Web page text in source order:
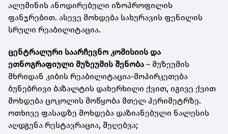
ალუმინის ანოდირებული იზოპროფილის
ფანჯრებით. ასევე მოხდება სახურავის ფენილის
სრული რეაბილიტაცია.
ცენტრალური საარჩევნო კომისიის და
ეთნოგრაფიული მუზეუმის შენობა – მუზეუმის
მხრიდან კიბის რეაბილიტაცია-მოპირკეთება
ბუნებრივი ბაზალტის დახერხილი ქვით, იგივე ქვით
მოხდება ცოკოლის მოწყობა მთელ პერიმეტრზე.
ოთხივე ფასადზე მოხდება დაზიანებული ნალესის
აღდგენა რესტავრაცია, შეღებვა;